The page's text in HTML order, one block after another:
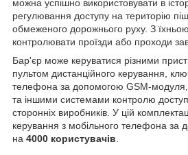
можна успішно використовувати в
регулювання доступу на територію
обмеженого дорожнього руху. З
контролювати проїзди або проходи
Бар'єр може керуватися різними
пультом дистанційного керування,
телефона за допомогою GSM-модуля,
та іншими системами контролю
сторонніх виробників. У цій
керування з мобільного телефона за
на 4000 користувачів